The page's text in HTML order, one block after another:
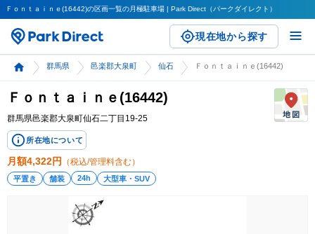
Ｆｏｎｔａｉｎｅ(16442)の区画一覧の月極駐車場 | Park Direct（パークダイレクト）
現在地から探す
群馬県 邑楽郡大泉町 仙石 Ｆｏｎｔａｉｎｅ(16442)
Ｆｏｎｔａｉｎｅ(16442)
群馬県邑楽郡大泉町仙石二丁目19-25
所在地について
月額4,322円 （税込/管理料含む）
平置き 舗装 24h 大型車・SUV